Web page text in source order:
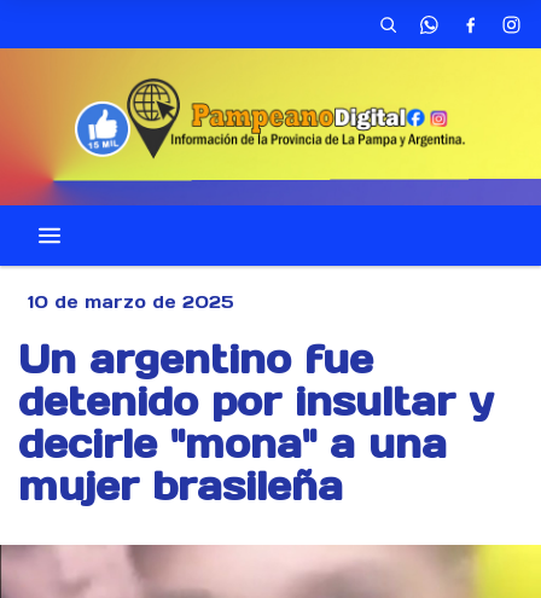
10 de marzo de 2025
Un argentino fue
detenido por insultar y
decirle "mona" a una
mujer brasileña